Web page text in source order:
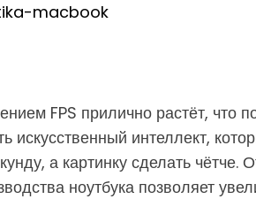
macbook
FPS прилично растёт, что
интеллект,
а картинку сделать чётче.
ноутбука позволяет